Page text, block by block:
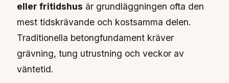
eller fritidshus är grundläggningen ofta den
mest tidskrävande och kostsamma delen.
Traditionella betongfundament kräver
grävning, tung utrustning och veckor av
väntetid.